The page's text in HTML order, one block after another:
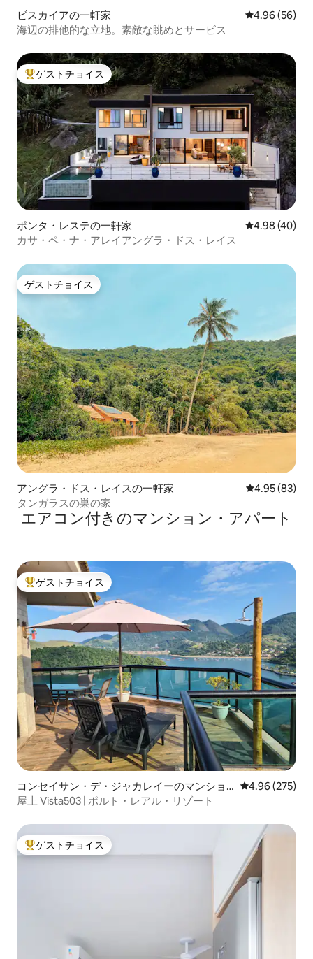
ビスカイアの一軒家 レビュー56
4.96 (56)
海辺の排他的な立地。素敵な眺めとサービス
大好評のゲストチョイスです。
ゲストチョイス
ポンタ・レステの一軒家 レビュー40
4.98 (40)
カサ・ペ・ナ・アレイアングラ・ドス・レイス
ゲストチョイス
ゲストチョイス
アングラ・ドス・レイスの一軒家 レビュー83
4.95 (83)
タンガラスの巣の家
エアコン付きのマンション・アパート
大好評のゲストチョイスです。
ゲストチョイス
コンセイサン・デ・ジャカレイーのマンショ
ン・アパート
レビュー275
4.96 (275)
屋上 Vista503 | ポルト・レアル・リゾート
大好評のゲストチョイスです。
ゲストチョイス